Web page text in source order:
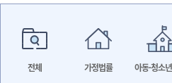
전체 가정법률 아동·청소